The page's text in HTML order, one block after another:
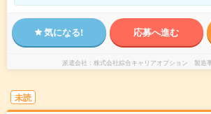
気になる! 応募へ進む
派遣会社 株式会社綜合キャリアオプション 製造事
未読